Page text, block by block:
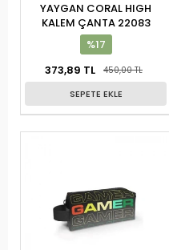
YAYGAN CORAL HIGH
KALEM ÇANTA 22083
%17
373,89 TL
450,00 TL
SEPETE EKLE